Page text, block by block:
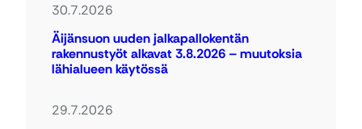
30.7.2026
Äijänsuon uuden jalkapallokentän
rakennustyöt alkavat 3.8.2026 – muutoksia
lähialueen käytössä
29.7.2026